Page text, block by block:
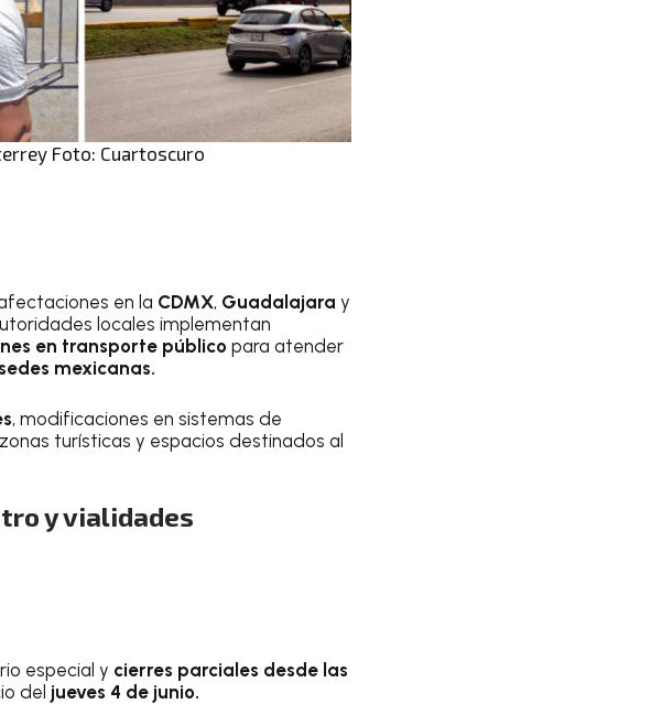
Foto: Cuartoscuro
en la CDMX, Guadalajara y
locales implementan
en transporte público para atender
mexicanas.
, modificaciones en sistemas de
turísticas y espacios destinados al
y vialidades
especial y cierres parciales desde las
del jueves 4 de junio.